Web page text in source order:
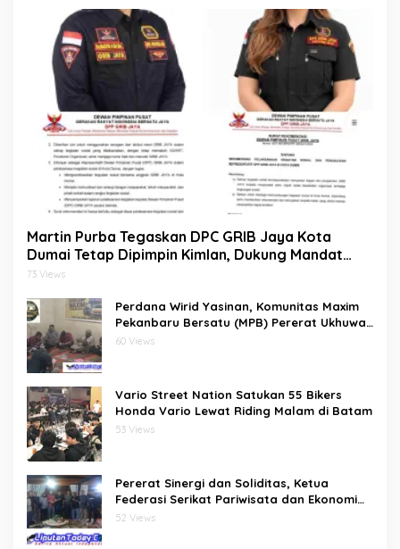
Martin Purba Tegaskan DPC GRIB Jaya Kota
Dumai Tetap Dipimpin Kimlan, Dukung Mandat
DPP kepada Agus Tera Jalankan Kegiatan Sosial
73 Views
Perdana Wirid Yasinan, Komunitas Maxim
Pekanbaru Bersatu (MPB) Pererat Ukhuwah
dan Doa Bersama di Sekretariat
60 Views
Vario Street Nation Satukan 55 Bikers
Honda Vario Lewat Riding Malam di Batam
53 Views
Pererat Sinergi dan Soliditas, Ketua
Federasi Serikat Pariwisata dan Ekonomi
Kreatif Gelar Silaturahmi Bersama
52 Views